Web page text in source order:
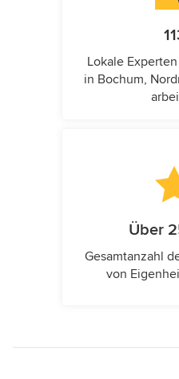
Lokale
in Bochum,
Über
Gesamtanzahl
von